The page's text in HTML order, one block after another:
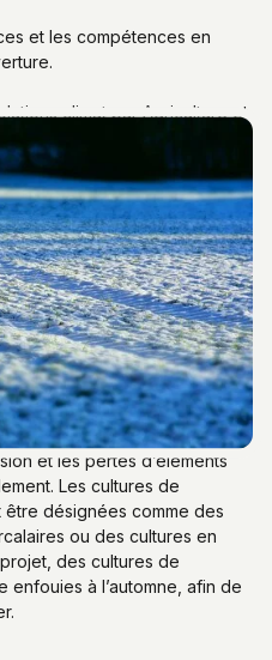
et les compétences en
climat par Agriculture et
d’élargir la pratique des
important d’entreprises
du Québec participantes, et
culture de
le cadre
?
pour couvrir le sol
et les pertes d’éléments
Les cultures de
désignées comme des
ou des cultures en
des cultures de
à l’automne, afin de